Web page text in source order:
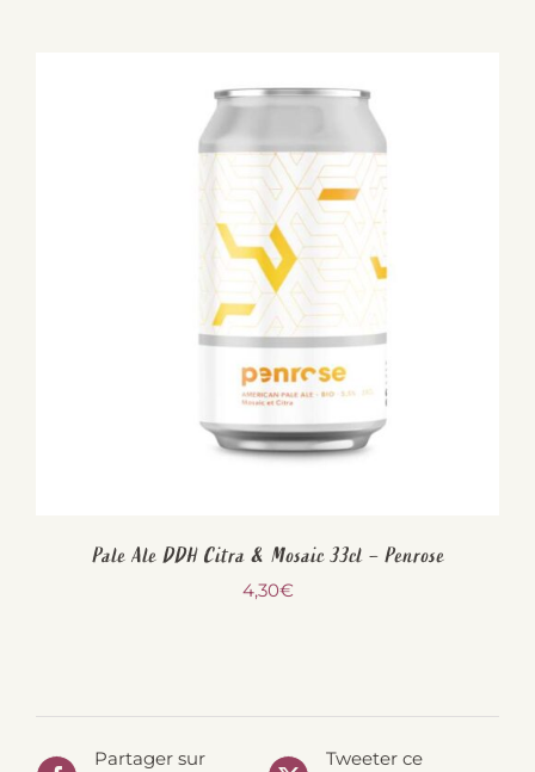
Pale Ale DDH Citra & Mosaic 33cl – Penrose
4,30€
Partager sur
Tweeter ce